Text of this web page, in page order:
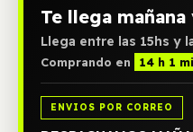
Te llega
Llega entre las 15hs y
Comprando en 14 h 1
ENVIOS POR CORREO